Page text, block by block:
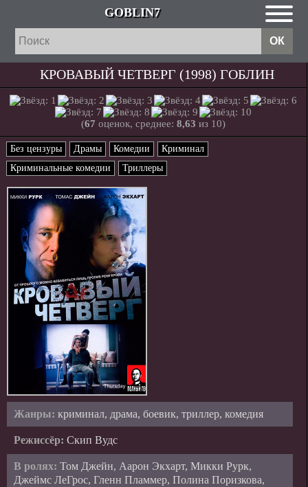
GOBLIN7
КРОВАВЫЙ ЧЕТВЕРГ (1998) ГОБЛИН
(67 оценок, среднее: 8,63 из 10)
Без цензуры Драмы Комедии
Криминал
Криминальные комедии
Триллеры
Жанры: криминал, драма, боевик, триллер, комедия
Режиссёр: Скип Вудс
В ролях: Том Джейн, Аарон Экхарт, Микки Рурк,
Джеймс ЛеГрос, Гленн Пламмер, Полина Поризкова,